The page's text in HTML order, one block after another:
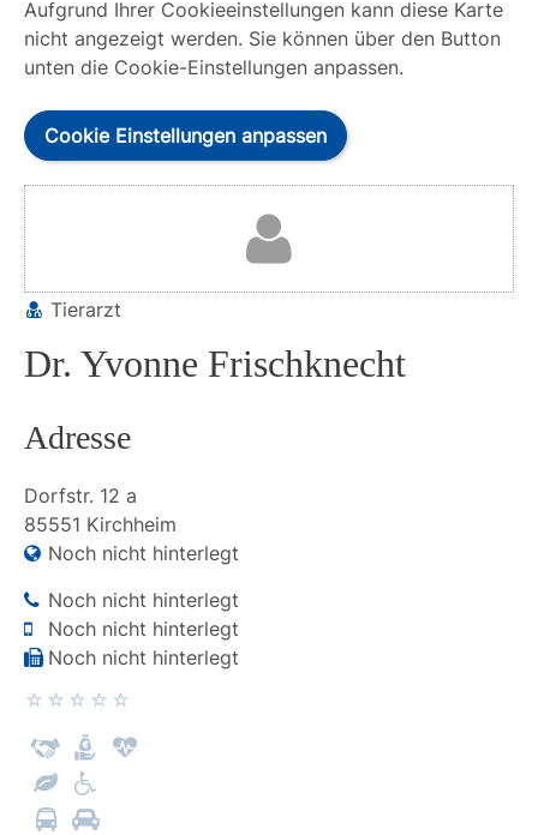
Aufgrund Ihrer Cookieeinstellungen kann diese Karte
nicht angezeigt werden. Sie können über den Button
unten die Cookie-Einstellungen anpassen.
Cookie Einstellungen anpassen
Tierarzt
Dr. Yvonne Frischknecht
Adresse
Dorfstr. 12 a
85551 Kirchheim
Noch nicht hinterlegt
Noch nicht hinterlegt
Noch nicht hinterlegt
Noch nicht hinterlegt